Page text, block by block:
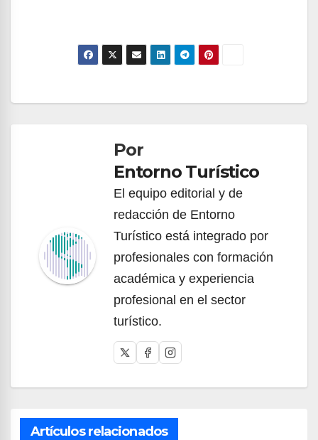
Navegación
entradasPor
Entorno Turístico
El equipo editorial y de
redacción de Entorno
Turístico está integrado por
profesionales con formación
académica y experiencia
profesional en el sector
turístico.
Artículos relacionados